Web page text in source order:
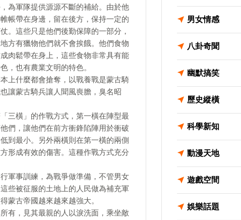
為軍隊提供源源不斷的補給。由於他
帳帶在身邊，留在後方，保持一定的
。這些只是他們後勤保障的一部分，
方有獵物他們就不會挨餓。他們食物
肉鬆帶在身上，這些食物非常具有能
，也有農業文明的特色。
上什麼都會搶奪，以戰養戰是蒙古騎
讓蒙古騎兵讓人聞風喪膽，臭名昭
三橫」的作戰方式，第一橫在陣型最
們，讓他們在前方衝鋒陷陣用於衝破
到最小。另外兩橫則在第一橫的兩側
形成有效的傷害。這種作戰方式充分
軍事訓練，為戰爭做準備，不管男女
些被征服的土地上的人民做為補充軍
蒙古帝國越來越來越強大。
有，見其最親的人以淚洗面，乘坐敵
男女情感
八卦奇聞
幽默搞笑
歷史縱橫
科學新知
動漫天地
遊戲空間
娛樂話題